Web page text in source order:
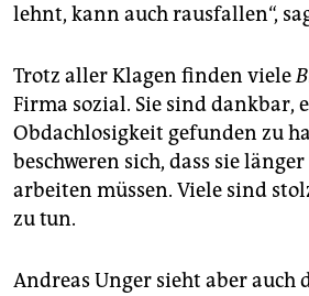
lehnt, kann auch rausfallen“,
Trotz aller Klagen finden viele
Firma sozial. Sie sind dankbar,
Obdachlosigkeit gefunden zu
beschweren sich, dass sie
arbeiten müssen. Viele sind
zu tun.
Andreas Unger sieht aber auch